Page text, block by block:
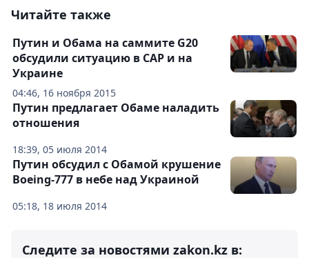
Читайте также
04:46, 16 ноября 2015
Путин и Обама на саммите G20
обсудили ситуацию в САР и на
Украине
18:39, 05 июля 2014
Путин предлагает Обаме наладить
отношения
05:18, 18 июля 2014
Путин обсудил с Обамой крушение
Boeing-777 в небе над Украиной
Следите за новостями zakon.kz в: